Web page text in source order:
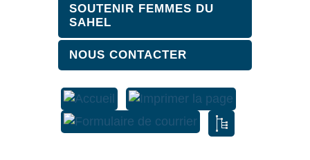
SOUTENIR FEMMES DU
SAHEL
NOUS CONTACTER